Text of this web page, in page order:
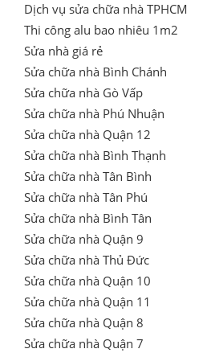
Dịch vụ sửa chữa nhà TPHCM
Thi công alu bao nhiêu 1m2
Sửa nhà giá rẻ
Sửa chữa nhà Bình Chánh
Sửa chữa nhà Gò Vấp
Sửa chữa nhà Phú Nhuận
Sửa chữa nhà Quận 12
Sửa chữa nhà Bình Thạnh
Sửa chữa nhà Tân Bình
Sửa chữa nhà Tân Phú
Sửa chữa nhà Bình Tân
Sửa chữa nhà Quận 9
Sửa chữa nhà Thủ Đức
Sửa chữa nhà Quận 10
Sửa chữa nhà Quận 11
Sửa chữa nhà Quận 8
Sửa chữa nhà Quận 7